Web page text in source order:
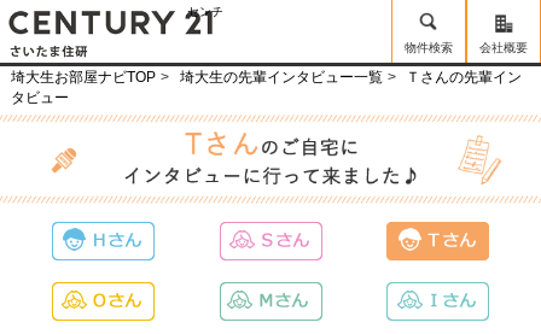
センチュリー21埼玉住研
物件検索 会社概要
埼大生お部屋ナビTOP 埼大生の先輩インタビュー一覧
Ｔさんの先輩イン
タビュー